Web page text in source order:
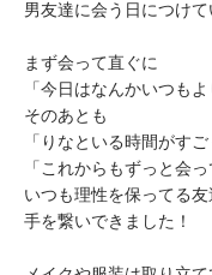
男友達に会う日につけて
まず会って直ぐに
「今日はなんかいつも
そのあとも
「りなといる時間がす
「これからもずっと会
いつも理性を保ってる友
手を繋いできました！